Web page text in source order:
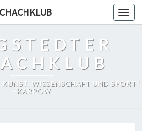
KUNST, WISSENSCHAFT UND SPORT“
-KARPOW